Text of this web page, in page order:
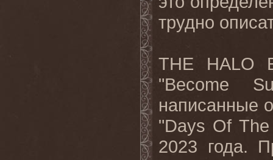
трудно
THE HALO
"Become
написанные
"Days Of The
2023 года.